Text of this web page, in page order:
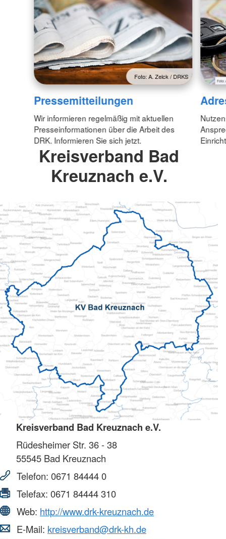
Foto: A. Zelck / DRKS
Pressemitteilungen
Wir informieren regelmäßig mit aktuellen
Presseinformationen über die Arbeit des
DRK. Informieren Sie sich jetzt.
Kreisverband Bad
Kreuznach e.V.
Kreisverband Bad Kreuznach e.V.
Rüdesheimer Str. 36 - 38
55545 Bad Kreuznach
Telefon: 0671 84444 0
Telefax: 0671 84444 310
Web: http://www.drk-kreuznach.de
E-Mail: kreisverband@drk-kh.de